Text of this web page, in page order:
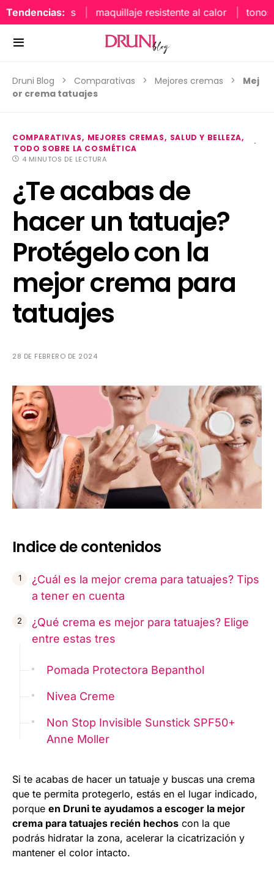
Tendencias: maquillaje resistente al calor tonos
Druni Blog Comparativas Mejores cremas
Mej
or crema tatuajes
COMPARATIVAS MEJORES CREMAS
SALUD Y BELLEZA
TODO SOBRE LA COSMÉTICA
4 MINUTOS DE LECTURA
¿Te acabas de
hacer un tatuaje?
Protégelo con la
mejor crema para
tatuajes
28 DE FEBRERO DE 2024
Indice de contenidos
¿Cuál es la mejor crema para tatuajes? Tips
a tener en cuenta
¿Qué crema es mejor para tatuajes? Elige
entre estas tres
Pomada Protectora Bepanthol
Nivea Creme
Non Stop Invisible Sunstick SPF50+
Anne Moller
Si te acabas de hacer un tatuaje y buscas una crema
que te permita protegerlo, estás en el lugar indicado,
porque en Druni te ayudamos a escoger la mejor
crema para tatuajes recién hechos con la que
podrás hidratar la zona, acelerar la cicatrización y
mantener el color intacto.